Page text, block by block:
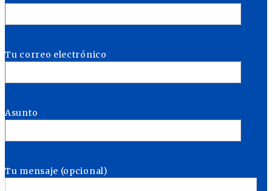
Tu correo electrónico
Asunto
Tu mensaje (opcional)